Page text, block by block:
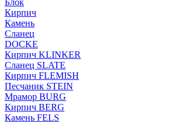
Блок
Кирпич
Камень
Сланец
DOCKE
Кирпич KLINKER
Сланец SLATE
Кирпич FLEMISH
Пес­ча­ник STEIN
Мрамор BURG
Кирпич BERG
Камень FELS